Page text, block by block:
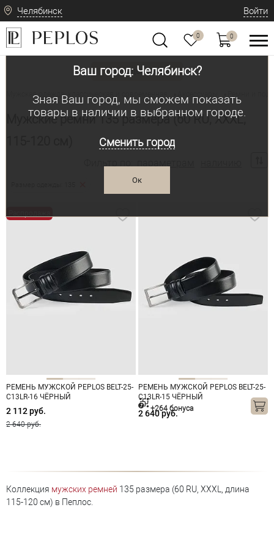
Челябинск
Ваш город: Челябинск?
Зная Ваш город, мы сможем показать
товары в наличии в выбранном городе.
Сменить город
Ок
Войти
0 0
Вид одежды
Мужская одежда: классическая и современная
Мужские ремни 135 размера (60 RU, XXXL,
РЕМЕНЬ МУЖСКОЙ PEPLOS BELT-25-
C13LR-16 ЧЁРНЫЙ
2 112 руб.
2 640 руб.
РЕМЕНЬ МУЖСКОЙ PEPLOS BELT-25-
C13LR-15 ЧЁРНЫЙ
2 640 руб.
+264 бонуса
Коллекция мужских ремней 135 размера (60 RU, XXXL, длина
115-120 см) в Пеплос.